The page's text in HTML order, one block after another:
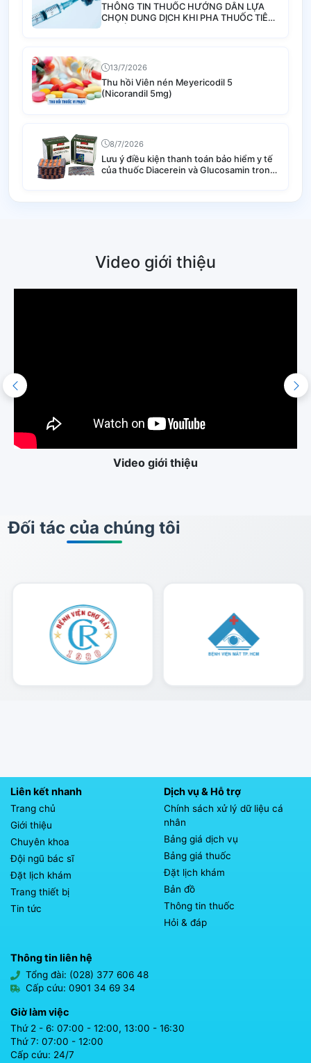
THÔNG TIN THUỐC HƯỚNG DẪN LỰA
CHỌN DUNG DỊCH KHI PHA THUỐC TIÊM
TRUYỀN
13/7/2026
Thu hồi Viên nén Meyericodil 5
(Nicorandil 5mg)
8/7/2026
Lưu ý điều kiện thanh toán bảo hiểm y tế
của thuốc Diacerein và Glucosamin trong
Video giới thiệu
Video giới thiệu
Đối tác của chúng tôi
Liên kết nhanh
Trang chủ
Giới thiệu
Chuyên khoa
Đội ngũ bác sĩ
Đặt lịch khám
Trang thiết bị
Tin tức
Dịch vụ & Hỗ trợ
Chính sách xử lý dữ liệu cá
nhân
Bảng giá dịch vụ
Bảng giá thuốc
Đặt lịch khám
Bản đồ
Thông tin thuốc
Hỏi & đáp
Thông tin liên hệ
Tổng đài: (028) 377 606 48
Cấp cứu: 0901 34 69 34
Giờ làm việc
Thứ 2 - 6: 07:00 - 12:00, 13:00 - 16:30
Thứ 7: 07:00 - 12:00
Cấp cứu: 24/7